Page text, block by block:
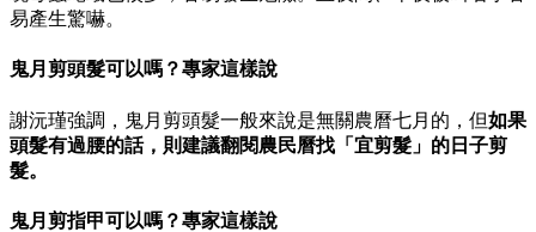
易產生驚嚇。
鬼月剪頭髮可以嗎？專家這樣說
謝沅瑾強調，鬼月剪頭髮一般來說是無關農曆七月的，但如果
頭髮有過腰的話，則建議翻閱農民曆找「宜剪髮」的日子剪
髮。
鬼月剪指甲可以嗎？專家這樣說